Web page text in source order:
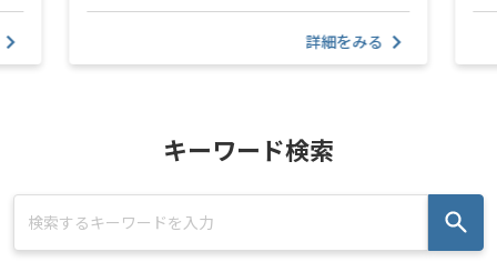
詳細をみる
キーワード検索